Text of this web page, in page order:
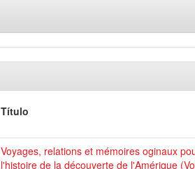
Título
Voyages, relations et mémoires oginaux
l'histoire de la découverte de l'Amérique